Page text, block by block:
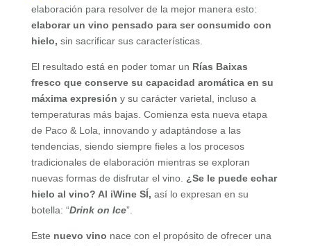
elaboración para resolver de la mejor manera esto:
elaborar un vino pensado para ser consumido con
hielo, sin sacrificar sus características.
El resultado está en poder tomar un Rías Baixas
fresco que conserve su capacidad aromática en su
máxima expresión y su carácter varietal, incluso a
temperaturas más bajas. Comienza esta nueva etapa
de Paco & Lola, innovando y adaptándose a las
tendencias, siendo siempre fieles a los procesos
tradicionales de elaboración mientras se exploran
nuevas formas de disfrutar el vino. ¿Se le puede echar
hielo al vino? Al iWine SÍ, así lo expresan en su
botella: “Drink on Ice”.
Este nuevo vino nace con el propósito de ofrecer una